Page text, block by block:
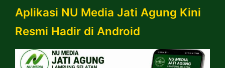
Aplikasi NU Media Jati Agung Kini
Resmi Hadir di Android